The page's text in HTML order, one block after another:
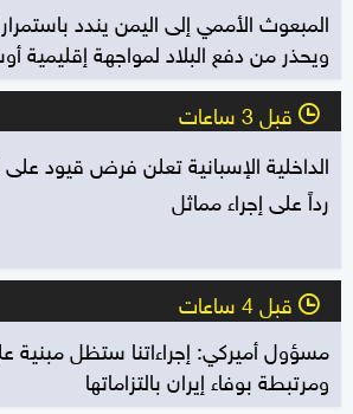
المبعوث الأممي إلى اليمن يندد
ويحذر من دفع البلاد لمواجهة إقليمية
l قبل 3 ساعات
الداخلية الإسبانية تعلن فرض قيود على
رداً على إجراء مماثل
l قبل 4 ساعات
مسؤول أميركي: إجراءاتنا ستظل مبنية
ومرتبطة بوفاء إيران بالتزاماتها